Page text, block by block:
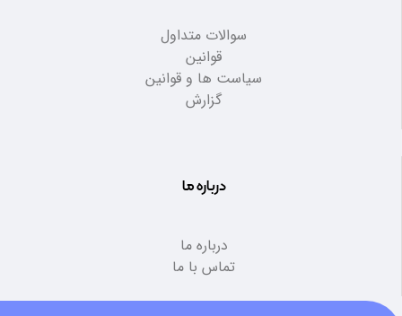
سوالات متداول
قوانین
سیاست ها و قوانین
گزارش
درباره ما
درباره ما
تماس با ما